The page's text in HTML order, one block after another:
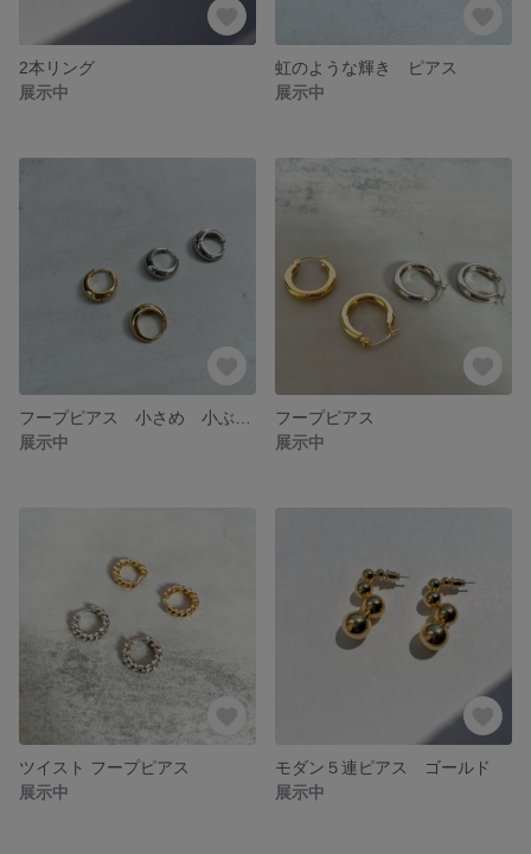
2本リング
展示中
虹のような輝き ピアス
展示中
展示中
フープピアス
展示中
ツイスト フープピアス
展示中
モダン５連ピアス ゴールド
展示中